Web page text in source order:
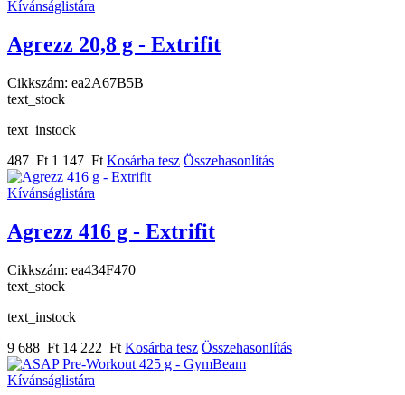
Kívánságlistára
Agrezz 20,8 g - Extrifit
Cikkszám: ea2A67B5B
text_stock
text_instock
487 Ft 1 147 Ft Kosárba tesz Összehasonlítás
Kívánságlistára
Agrezz 416 g - Extrifit
Cikkszám: ea434F470
text_stock
text_instock
9 688 Ft 14 222 Ft Kosárba tesz Összehasonlítás
Kívánságlistára